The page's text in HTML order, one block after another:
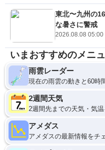
東北〜九州の
な暑さに警戒
2026.08.08 05:00
いまおすすめのメニ
雨雲レーダー
現在の雨雲の動きと60時
2週間天気
2週間先までの天気・気
アメダス
アメダスの最新情報をチ